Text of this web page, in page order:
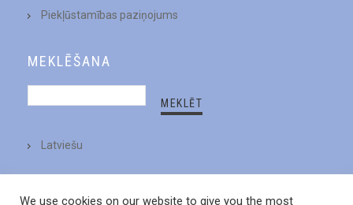
Piekļūstamības paziņojums
MEKLĒŠANA
Latviešu
We use cookies on our website to give you the most